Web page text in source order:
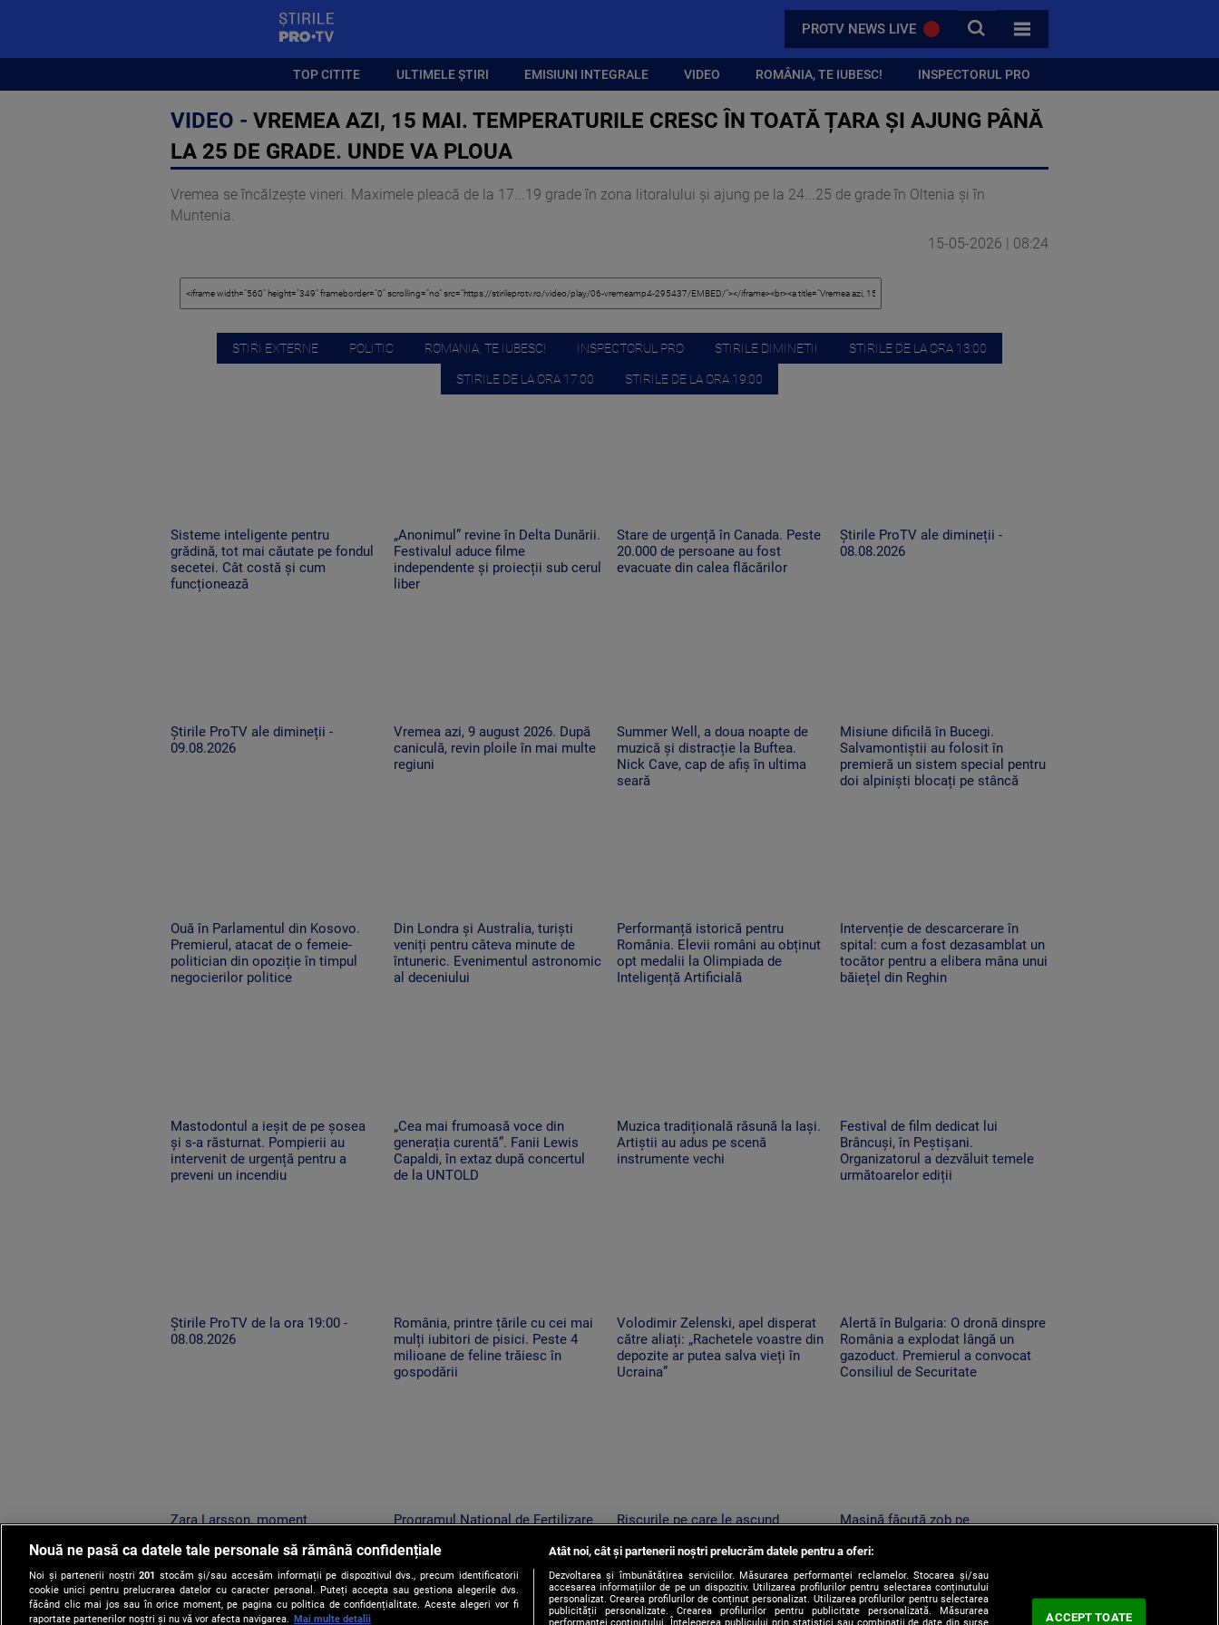
PROTV NEWS LIVE CAUTA
TOATE CATEGORIILE
TOP CITITE ULTIMELE ȘTIRI EMISIUNI INTEGRALE VIDEO ROMÂNIA, TE IUBESC! INSPECTORUL PRO
VIDEO - VREMEA AZI, 15 MAI. TEMPERATURILE CRESC ÎN TOATĂ ȚARA ȘI AJUNG PÂNĂ
LA 25 DE GRADE. UNDE VA PLOUA
Vremea se încălzește vineri. Maximele pleacă de la 17...19 grade în zona litoralului și ajung pe la 24...25 de grade în Oltenia și în
Muntenia.
15-05-2026 | 08:24
STIRI EXTERNE POLITIC ROMANIA, TE IUBESC! INSPECTORUL PRO STIRILE DIMINETII STIRILE DE LA ORA 13:00
STIRILE DE LA ORA 17:00 STIRILE DE LA ORA 19:00
Sisteme inteligente pentru
grădină, tot mai căutate pe fondul
secetei. Cât costă și cum
funcționează
„Anonimul” revine în Delta Dunării.
Festivalul aduce filme
independente și proiecții sub cerul
liber
Stare de urgență în Canada. Peste
20.000 de persoane au fost
evacuate din calea flăcărilor
Știrile ProTV ale dimineții -
08.08.2026
Știrile ProTV ale dimineții -
09.08.2026
Vremea azi, 9 august 2026. După
caniculă, revin ploile în mai multe
regiuni
Summer Well, a doua noapte de
muzică și distracție la Buftea.
Nick Cave, cap de afiș în ultima
seară
Misiune dificilă în Bucegi.
Salvamontiștii au folosit în
premieră un sistem special pentru
doi alpiniști blocați pe stâncă
Ouă în Parlamentul din Kosovo.
Premierul, atacat de o femeie-
politician din opoziție în timpul
negocierilor politice
Din Londra și Australia, turiști
veniți pentru câteva minute de
întuneric. Evenimentul astronomic
al deceniului
Performanță istorică pentru
România. Elevii români au obținut
opt medalii la Olimpiada de
Inteligență Artificială
Intervenție de descarcerare în
spital: cum a fost dezasamblat un
tocător pentru a elibera mâna unui
băiețel din Reghin
Mastodontul a ieșit de pe șosea
și s-a răsturnat. Pompierii au
intervenit de urgență pentru a
preveni un incendiu
„Cea mai frumoasă voce din
generația curentă”. Fanii Lewis
Capaldi, în extaz după concertul
de la UNTOLD
Muzica tradițională răsună la Iași.
Artiștii au adus pe scenă
instrumente vechi
Festival de film dedicat lui
Brâncuși, în Peștișani.
Organizatorul a dezvăluit temele
următoarelor ediții
Știrile ProTV de la ora 19:00 -
08.08.2026
România, printre țările cu cei mai
mulți iubitori de pisici. Peste 4
milioane de feline trăiesc în
gospodării
Volodimir Zelenski, apel disperat
către aliați: „Rachetele voastre din
depozite ar putea salva vieți în
Ucraina”
Alertă în Bulgaria: O dronă dinspre
România a explodat lângă un
gazoduct. Premierul a convocat
Consiliul de Securitate
Zara Larsson, moment
urcat pe scenă și a dansat alături
de artista suedeză
Programul Național de Fertilizare
beneficia de sprijin și care sunt
condițiile
Riscurile pe care le ascund
trebuie să apară pe social media
Mașină făcută zob pe
zeci de metri printre stânci. Ce a
uitat șoferul să facă
Nouă ne pasă ca datele tale personale să rămână confidențiale
Noi și partenerii noștri201 stocăm și/sau accesăm informații pe dispozitivul dvs., precum identificatorii
cookie unici pentru prelucrarea datelor cu caracter personal. Puteți accepta sau gestiona alegerile dvs.
făcând clic mai jos sau în orice moment, pe pagina cu politica de confidențialitate. Aceste alegeri vor fi
raportate partenerilor noștri și nu vă vor afecta navigarea.
Mai multe detalii
Atât noi, cât și partenerii noștri prelucrăm datele pentru a oferi:
Dezvoltarea și îmbunătățirea serviciilor. Măsurarea performanței reclamelor. Stocarea și/sau
accesarea informațiilor de pe un dispozitiv. Utilizarea profilurilor pentru selectarea conținutului
personalizat. Crearea profilurilor de conținut personalizat. Utilizarea profilurilor pentru selectarea
publicității personalizate. Crearea profilurilor pentru publicitate personalizată. Măsurarea
ACCEPT TOATE